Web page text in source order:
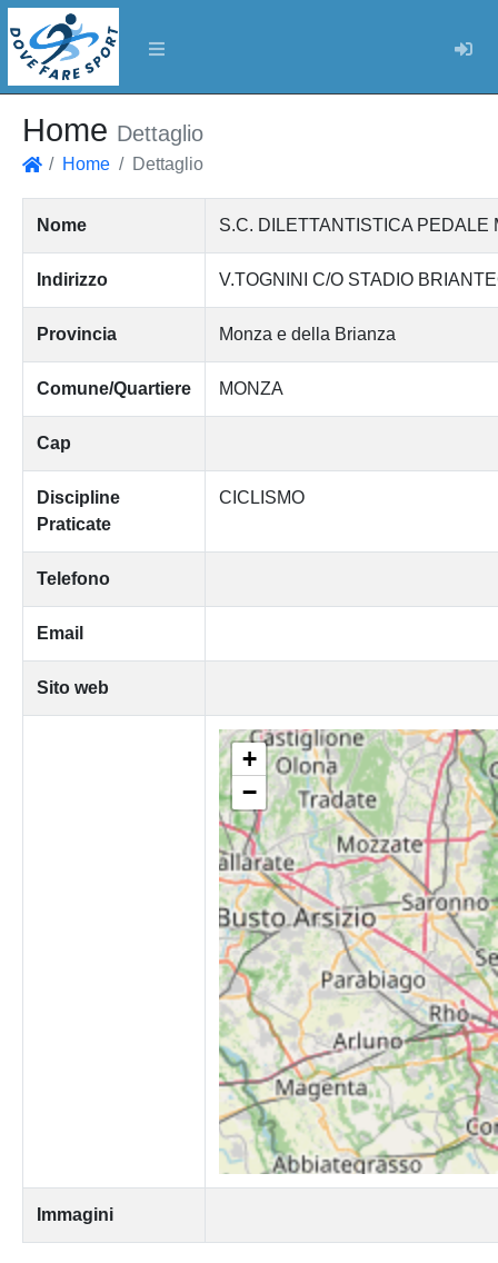
Home Dettaglio
Home Dettaglio
Nome S.C. DILETTANTISTICA PEDALE
Indirizzo V.TOGNINI C/O STADIO
Provincia Monza e della Brianza
Comune/Quartiere MONZA
Cap
Discipline
Praticate
CICLISMO
Telefono
Email
Sito web
+
−
Immagini